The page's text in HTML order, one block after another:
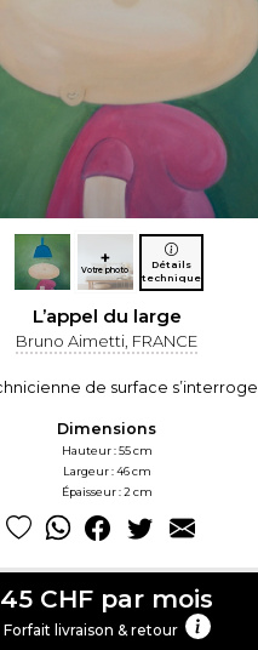
+
Votre photo
Détails
technique
L’appel du large
Bruno Aimetti, FRANCE
de surface s’interroge
Dimensions
Hauteur : 55 cm
Largeur : 46 cm
Épaisseur : 2 cm
45 CHF par mois
Forfait livraison & retour